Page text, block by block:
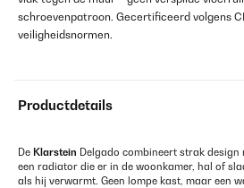
schroevenpatroon. Gecertificeerd volgens
veiligheidsnormen.
Productdetails
De Klarstein Delgado combineert strak
een radiator die er in de woonkamer, hal of
als hij verwarmt. Geen lompe kast, maar een